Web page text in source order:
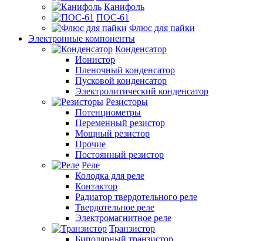
Канифоль
ПОС-61
Флюс для пайки
Электронные компоненты
Конденсатор
Ионистор
Пленочный конденсатор
Пусковой конденсатор
Электролитический конденсатор
Резисторы
Потенциометры
Переменный резистор
Мощный резистор
Прочие
Постоянный резистор
Реле
Колодка для реле
Контактор
Радиатор твердотельного реле
Твердотельное реле
Электромагнитное реле
Транзистор
Биполярный транзистор